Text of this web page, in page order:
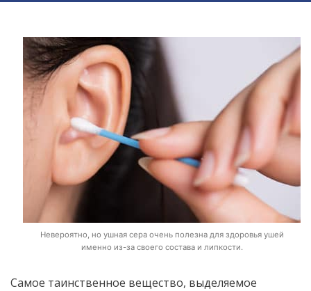
Невероятно, но ушная сера очень полезна для здоровья ушей
именно из-за своего состава и липкости.
Самое таинственное вещество, выделяемое